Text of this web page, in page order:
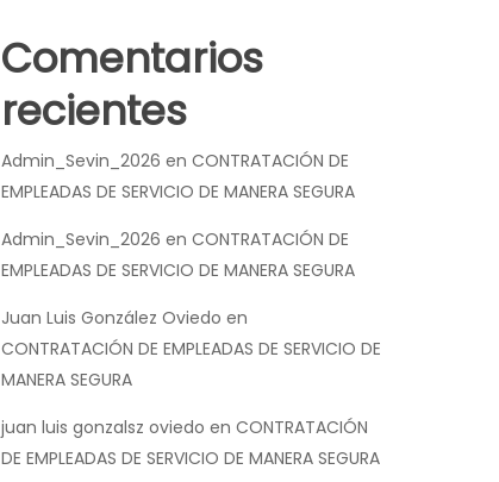
Comentarios
recientes
Admin_Sevin_2026 en CONTRATACIÓN DE
EMPLEADAS DE SERVICIO DE MANERA SEGURA
Admin_Sevin_2026 en CONTRATACIÓN DE
EMPLEADAS DE SERVICIO DE MANERA SEGURA
Juan Luis González Oviedo en
CONTRATACIÓN DE EMPLEADAS DE SERVICIO DE
MANERA SEGURA
juan luis gonzalsz oviedo en CONTRATACIÓN
DE EMPLEADAS DE SERVICIO DE MANERA SEGURA